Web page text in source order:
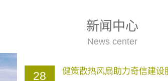
新闻中心
News center
28 健策散热风扇助力奇信建设